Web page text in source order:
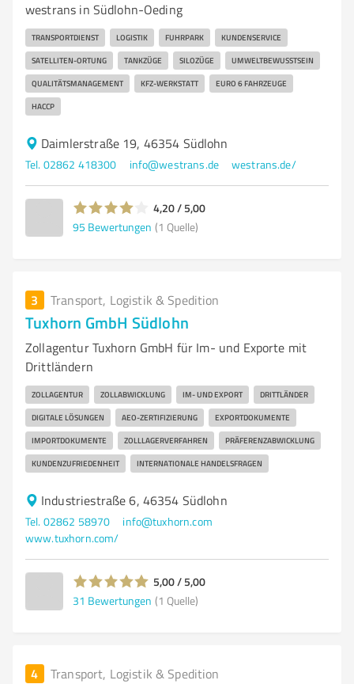
westrans in Südlohn-Oeding
TRANSPORTDIENST LOGISTIK FUHRPARK KUNDENSERVICE
SATELLITEN-ORTUNG TANKZÜGE SILOZÜGE UMWELTBEWUSSTSEIN
QUALITÄTSMANAGEMENT KFZ-WERKSTATT EURO 6 FAHRZEUGE
HACCP
Daimlerstraße 19, 46354 Südlohn
Tel. 02862 418300 info@westrans.de westrans.de/
4,20 / 5,00
95 Bewertungen (1 Quelle)
3 Transport, Logistik & Spedition
Tuxhorn GmbH Südlohn
Zollagentur Tuxhorn GmbH für Im- und Exporte mit
Drittländern
ZOLLAGENTUR ZOLLABWICKLUNG IM- UND EXPORT DRITTLÄNDER
DIGITALE LÖSUNGEN AEO-ZERTIFIZIERUNG EXPORTDOKUMENTE
IMPORTDOKUMENTE ZOLLLAGERVERFAHREN PRÄFERENZABWICKLUNG
KUNDENZUFRIEDENHEIT INTERNATIONALE HANDELSFRAGEN
Industriestraße 6, 46354 Südlohn
Tel. 02862 58970
info@tuxhorn.com
www.tuxhorn.com/
5,00 / 5,00
31 Bewertungen (1 Quelle)
4 Transport, Logistik & Spedition